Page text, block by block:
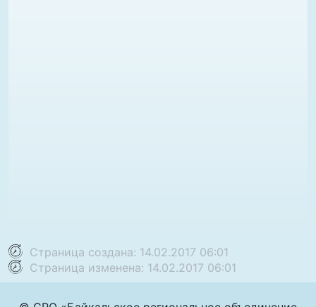
Страница создана: 14.02.2017 06:01
Страница изменена: 14.02.2017 06:01